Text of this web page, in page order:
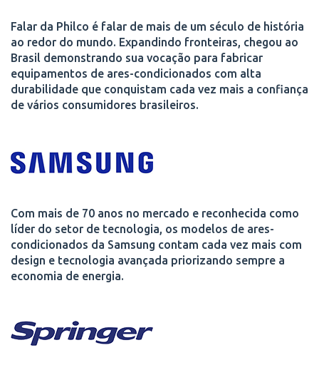
Falar da Philco é falar de mais de um século de história
ao redor do mundo. Expandindo fronteiras, chegou ao
Brasil demonstrando sua vocação para fabricar
equipamentos de ares-condicionados com alta
durabilidade que conquistam cada vez mais a confiança
de vários consumidores brasileiros.
Com mais de 70 anos no mercado e reconhecida como
líder do setor de tecnologia, os modelos de ares-
condicionados da Samsung contam cada vez mais com
design e tecnologia avançada priorizando sempre a
economia de energia.